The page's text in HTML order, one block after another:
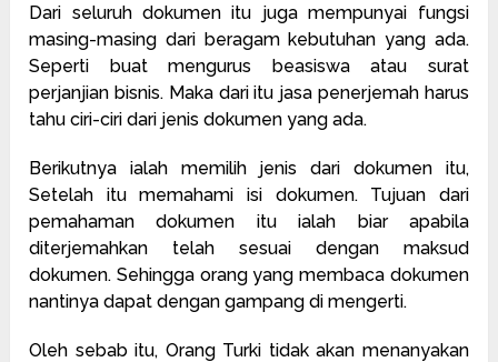
Dari seluruh dokumen itu juga mempunyai fungsi
masing-masing dari beragam kebutuhan yang ada.
Seperti buat mengurus beasiswa atau surat
perjanjian bisnis. Maka dari itu jasa penerjemah harus
tahu ciri-ciri dari jenis dokumen yang ada.
Berikutnya ialah memilih jenis dari dokumen itu,
Setelah itu memahami isi dokumen. Tujuan dari
pemahaman dokumen itu ialah biar apabila
diterjemahkan telah sesuai dengan maksud
dokumen. Sehingga orang yang membaca dokumen
nantinya dapat dengan gampang di mengerti.
Oleh sebab itu, Orang Turki tidak akan menanyakan